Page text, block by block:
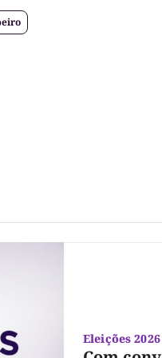
Eleições 2026